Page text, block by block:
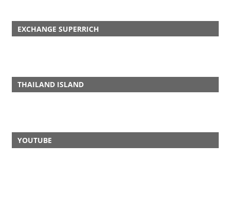
EXCHANGE SUPERRICH
THAILAND ISLAND
YOUTUBE